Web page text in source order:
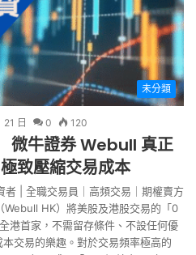
未分類
日 0 120
微牛證券 Webull 真正
致壓縮交易成本
| 全職交易員｜高頻交易｜期權賣方
HK）將美股及港股交易的「0
港首家，不需留存條件、不設任何優
交易的樂趣。對於交易頻率極高的